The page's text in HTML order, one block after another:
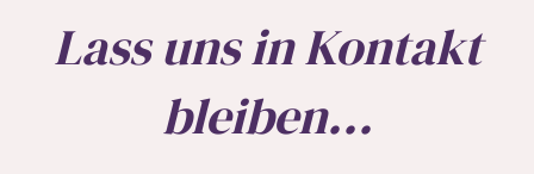
Lass uns in Kontakt
bleiben...